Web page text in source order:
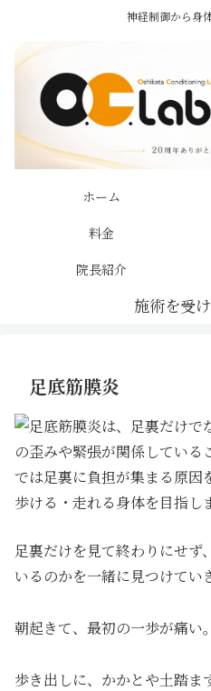
神経制御から身
ホーム
料金
院長紹介
足底筋膜炎
足裏だけを見て終わりにせず
いるのかを一緒に見つけてい
朝起きて、最初の一歩が痛い。
歩き出しに、かかとや土踏ま